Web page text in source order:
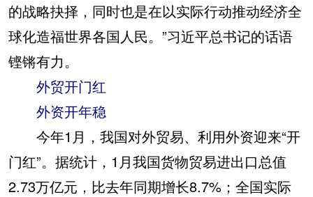
的战略抉择，同时也是在以实际行动推动经济全
球化造福世界各国人民。”习近平总书记的话语
铿锵有力。
外贸开门红
外资开年稳
今年1月，我国对外贸易、利用外资迎来“开
门红”。据统计，1月我国货物贸易进出口总值
2.73万亿元，比去年同期增长8.7%；全国实际